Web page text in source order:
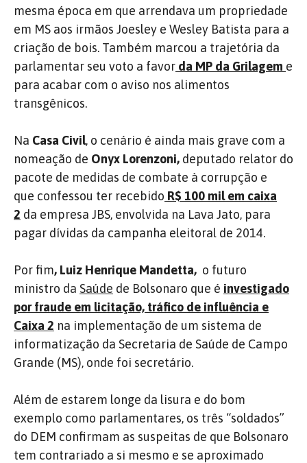
mesma época em que arrendava um propriedade
em MS aos irmãos Joesley e Wesley Batista para a
criação de bois. Também marcou a trajetória da
parlamentar seu voto a favor da MP da Grilagem e
para acabar com o aviso nos alimentos
transgênicos.
Na Casa Civil, o cenário é ainda mais grave com a
nomeação de Onyx Lorenzoni, deputado relator do
pacote de medidas de combate à corrupção e
que confessou ter recebido R$ 100 mil em caixa
2 da empresa JBS, envolvida na Lava Jato, para
pagar dívidas da campanha eleitoral de 2014.
Por fim, Luiz Henrique Mandetta, o futuro
ministro da Saúde de Bolsonaro que é investigado
por fraude em licitação, tráfico de influência e
Caixa 2 na implementação de um sistema de
informatização da Secretaria de Saúde de Campo
Grande (MS), onde foi secretário.
Além de estarem longe da lisura e do bom
exemplo como parlamentares, os três “soldados”
do DEM confirmam as suspeitas de que Bolsonaro
tem contrariado a si mesmo e se aproximado